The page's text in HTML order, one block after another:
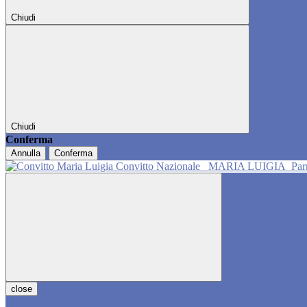
Chiudi
Chiudi
Conferma
Annulla Conferma
Convitto Nazionale MARIA LUIGIA
close